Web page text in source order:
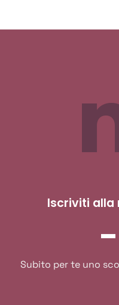
Iscriviti alla
Subito per te uno